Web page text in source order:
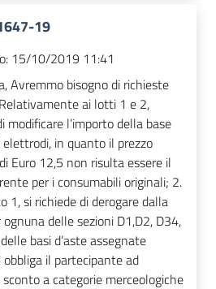
19
15/10/2019 11:41
Avremmo bisogno di richieste
ai lotti 1 e 2,
modificare l’importo della base
elettrodi, in quanto il prezzo
Euro 12,5 non risulta essere il
per i consumabili originali; 2.
si richiede di derogare dalla
delle sezioni D1,D2, D34,
basi d’aste assegnate
obbliga il partecipante ad
a categorie merceologiche